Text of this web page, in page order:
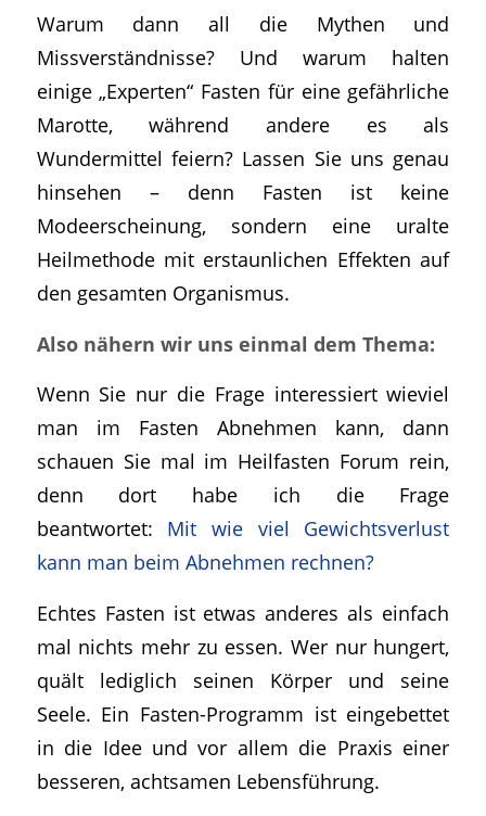
Warum dann all die Mythen und
Missverständnisse? Und warum halten
einige „Experten“ Fasten für eine gefährliche
Marotte, während andere es als
Wundermittel feiern? Lassen Sie uns genau
hinsehen – denn Fasten ist keine
Modeerscheinung, sondern eine uralte
Heilmethode mit erstaunlichen Effekten auf
den gesamten Organismus.
Also nähern wir uns einmal dem Thema:
Wenn Sie nur die Frage interessiert wieviel
man im Fasten Abnehmen kann, dann
schauen Sie mal im Heilfasten Forum rein,
denn dort habe ich die Frage
beantwortet: Mit wie viel Gewichtsverlust
kann man beim Abnehmen rechnen?
Echtes Fasten ist etwas anderes als einfach
mal nichts mehr zu essen. Wer nur hungert,
quält lediglich seinen Körper und seine
Seele. Ein Fasten-Programm ist eingebettet
in die Idee und vor allem die Praxis einer
besseren, achtsamen Lebensführung.